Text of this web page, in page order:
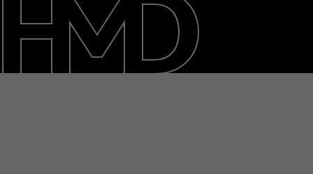
Hållbarhet
Kundservice